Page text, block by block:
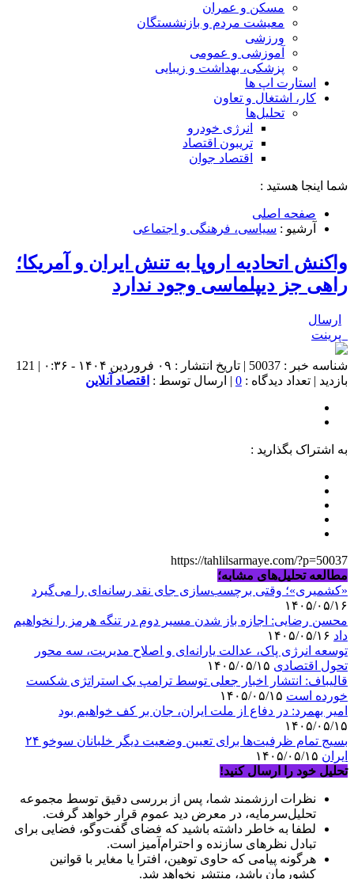
مسکن و عمران
معیشت مردم و بازنشستگان
ورزشی
آموزشی و عمومی
پزشکی، بهداشت و زیبایی
استارت اپ ها
کار، اشتغال و تعاون
تحلیل‌ها
انرژی خودرو
تریبون اقتصاد
اقتصاد جوان
شما اینجا هستید :
صفحه اصلی
آرشیو : سیاسی، فرهنگی و اجتماعی
واکنش اتحادیه اروپا به تنش ایران و آمریکا؛
راهی جز دیپلماسی وجود ندارد
ارسال
پرینت
شناسه خبر : 50037 | تاریخ انتشار : ۰۹ فروردین ۱۴۰۴ - ۰:۳۶ | 121
بازدید | تعداد دیدگاه : 0 | ارسال توسط : اقتصاد آنلاین
به اشتراک بگذارید :
https://tahlilsarmaye.com/?p=50037
مطالعه تحلیل‌های مشابه؛
«کشمیری»؛ وقتی برچسب‌سازی جای نقد رسانه‌ای را می‌گیرد
۱۴۰۵/۰۵/۱۶
محسن رضایی: اجازه باز شدن مسیر دوم در تنگه هرمز را نخواهیم
داد
توسعه انرژی پاک، عدالت یارانه‌ای و اصلاح مدیریت، سه محور
تحول اقتصادی
قالیباف: انتشار اخبار جعلی توسط ترامپ یک استراتژی شکست
خورده است
امیر بهمرد: در دفاع از ملت ایران، جان بر کف خواهیم بود
۱۴۰۵/۰۵/۱۵
بسیج تمام ظرفیت‌ها برای تعیین وضعیت دیگر خلبانان سوخو ۲۴
ایران
تحلیل خود را ارسال کنید!
نظرات ارزشمند شما، پس از بررسی دقیق توسط مجموعه
تحلیل‌سرمایه، در معرض دید عموم قرار خواهد گرفت.
لطفا به خاطر داشته باشید که فضای گفت‌وگو، فضایی برای
تبادل نظرهای سازنده و احترام‌آمیز است.
هرگونه پیامی که حاوی توهین، افترا یا مغایر با قوانین
کشورمان باشد، منتشر نخواهد شد.